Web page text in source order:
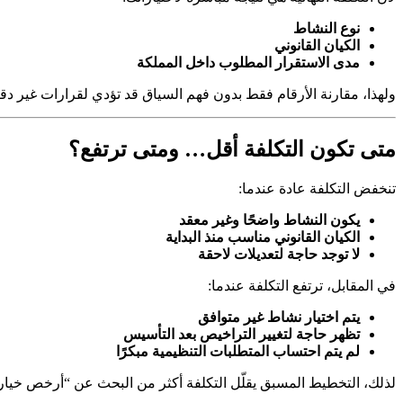
نوع النشاط
الكيان القانوني
مدى الاستقرار المطلوب داخل المملكة
ولهذا، مقارنة الأرقام فقط بدون فهم السياق قد تؤدي لقرارات غير
متى تكون التكلفة أقل… ومتى ترتفع؟
تنخفض التكلفة عادة عندما:
يكون النشاط واضحًا وغير معقد
الكيان القانوني مناسب منذ البداية
لا توجد حاجة لتعديلات لاحقة
في المقابل، ترتفع التكلفة عندما:
يتم اختيار نشاط غير متوافق
تظهر حاجة لتغيير التراخيص بعد التأسيس
لم يتم احتساب المتطلبات التنظيمية مبكرًا
لذلك، التخطيط المسبق يقلّل التكلفة أكثر من البحث عن “أرخص